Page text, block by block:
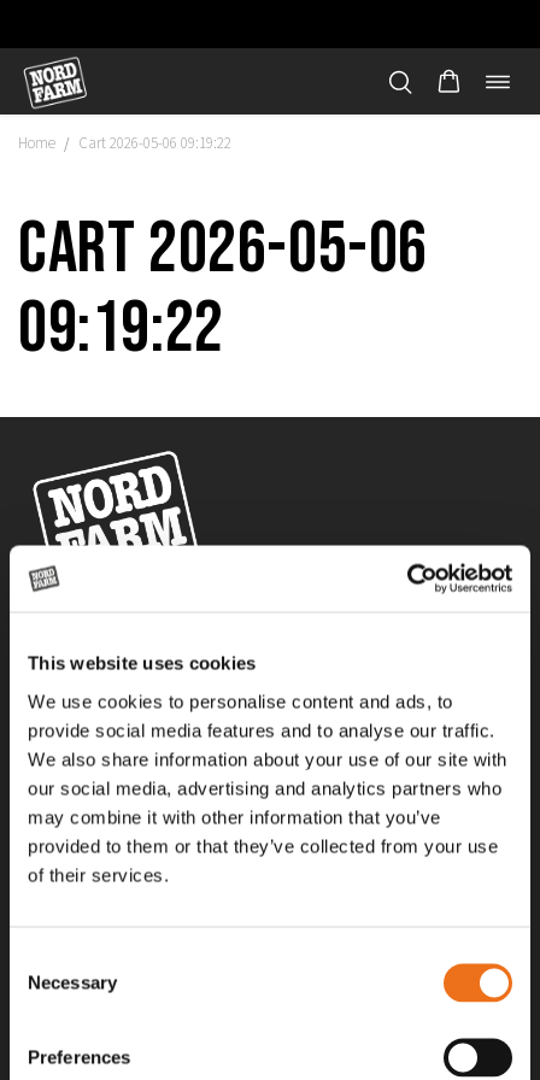
This website uses cookies
We use cookies to personalise content and ads, to
provide social media features and to analyse our traffic.
We also share information about your use of our site with
our social media, advertising and analytics partners who
may combine it with other information that you’ve
provided to them or that they’ve collected from your use
of their services.
Selection
Necessary
Preferences
Hoppa
innehåll
Home / Cart 2026-05-06 09:19:22
Cart 2026-05-06
09:19:22
gäller inte vid köp av enskild produkt, till exempel
reservdel. Kontakta din lokala återförsäljare för aktuella priser.
Surgatan 12, 602 28
Norrköping, Sweden
+46 (0)11 – 19 70 40
marknad@nordfarm.se